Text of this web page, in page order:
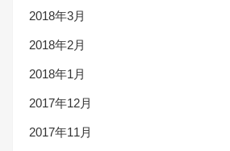
2018年3月
2018年2月
2018年1月
2017年12月
2017年11月